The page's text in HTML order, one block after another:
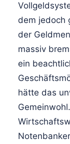
dem jedoch
der
massiv
ein
hätte das